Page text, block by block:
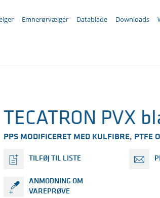
Emnerørvælger Datablade Downloads
TECATRON PVX
PPS MODIFICERET MED KULFIBRE, PTFE
TILFØJ TIL LISTE
ANMODNING OM
VAREPRØVE